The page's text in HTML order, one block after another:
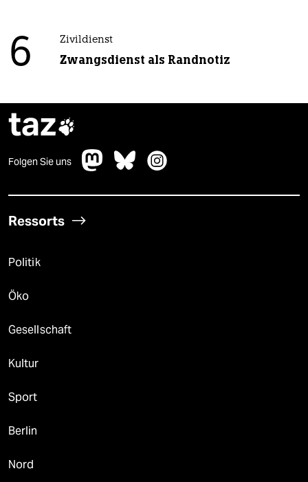
6 Zivildienst
Zwangsdienst als Randnotiz
taz
Folgen Sie uns
Ressorts
Politik
Öko
Gesellschaft
Kultur
Sport
Berlin
Nord